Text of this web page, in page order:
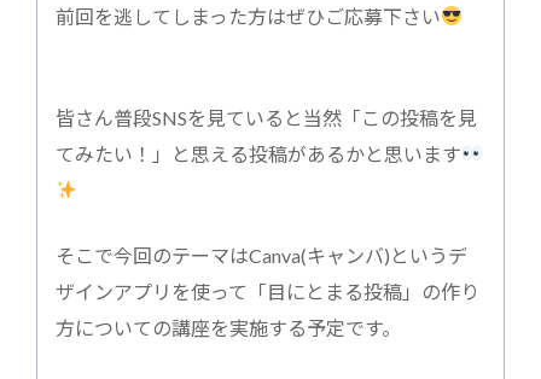
前回を逃してしまった方はぜひご応募下さい
皆さん普段SNSを見ていると当然「この投稿を見
てみたい！」と思える投稿があるかと思います
そこで今回のテーマはCanva(キャンバ)というデ
ザインアプリを使って「目にとまる投稿」の作り
方についての講座を実施する予定です。